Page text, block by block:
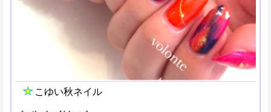
こゆい秋ネイル